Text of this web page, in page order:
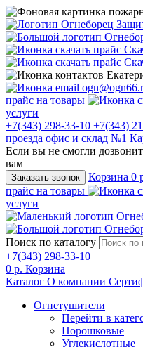
прайс на товары
услуги
+7(343) 298-33-10 +7(343)
проезда офис и склад №1
Если вы не смогли
вам
Заказать звонок Корзина 0
прайс на товары
услуги
Поиск по каталогу
+7(343) 298-33-10
0 р. Корзина
Каталог О компании
Огнетушители
Перейти в
Порошковые
Углекислотные